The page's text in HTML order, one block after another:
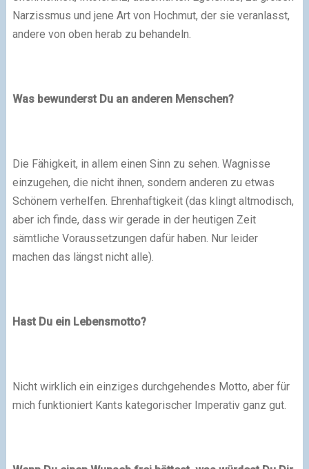
Narzissmus und jene Art von Hochmut, der sie veranlasst,
andere von oben herab zu behandeln.
Was bewunderst Du an anderen Menschen?
Die Fähigkeit, in allem einen Sinn zu sehen. Wagnisse
einzugehen, die nicht ihnen, sondern anderen zu etwas
Schönem verhelfen. Ehrenhaftigkeit (das klingt altmodisch,
aber ich finde, dass wir gerade in der heutigen Zeit
sämtliche Voraussetzungen dafür haben. Nur leider
machen das längst nicht alle).
Hast Du ein Lebensmotto?
Nicht wirklich ein einziges durchgehendes Motto, aber für
mich funktioniert Kants kategorischer Imperativ ganz gut.